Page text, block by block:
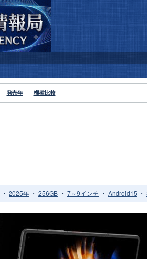
発売年 機種比較
・ 2025年 ・ 256GB ・ 7～9インチ ・ Android15 ・